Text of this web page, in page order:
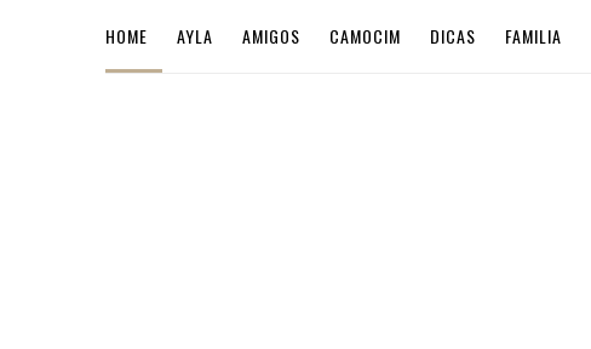
HOME AYLA AMIGOS CAMOCIM DICAS FAMILIA